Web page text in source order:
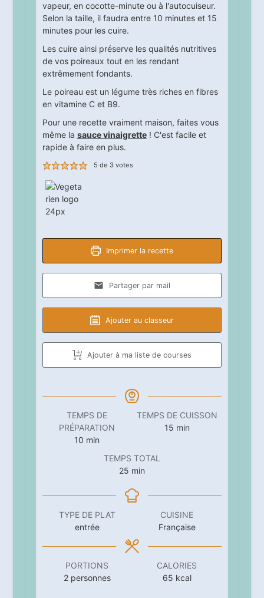
vapeur, en cocotte-minute ou à l'autocuiseur.
Selon la taille, il faudra entre 10 minutes et 15
minutes pour les cuire.
Les cuire ainsi préserve les qualités nutritives
de vos poireaux tout en les rendant
extrêmement fondants.
Le poireau est un légume très riches en fibres
en vitamine C et B9.
Pour une recette vraiment maison, faites vous
même la sauce vinaigrette! C'est facile et
rapide à faire en plus.
5 de 3votes
Imprimer la recette
Partager par mail
Ajouter au classeur
Ajouter à ma liste de courses
TEMPS DE
PRÉPARATION
10 minutes
min
TEMPS DE CUISSON
15minutes
min
TEMPS TOTAL
25minutes
min
TYPE DE PLAT
entrée
CUISINE
Française
PORTIONS
2 personnes
CALORIES
65 kcal